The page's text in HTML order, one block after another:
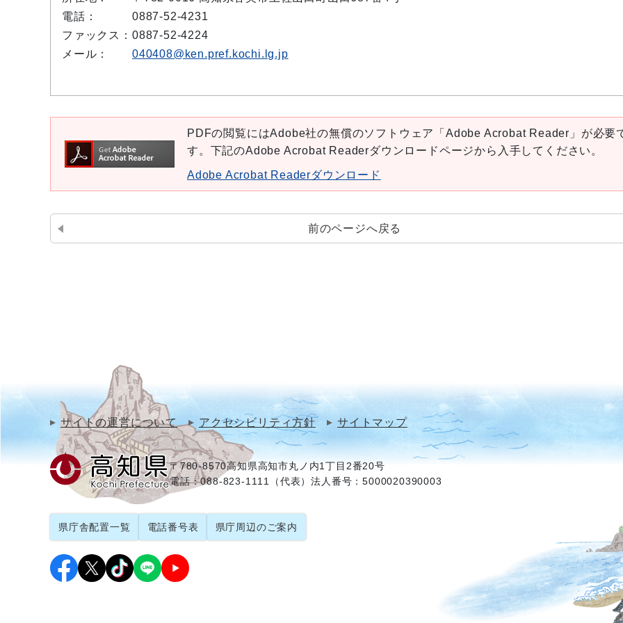
電話：
0887-52-4231
ファックス： 0887-52-4224
メール：
040408@ken.pref.kochi.lg.jp
PDFの閲覧にはAdobe社の無償のソフトウェア「Adobe Acrobat Reader」が必要
す。下記のAdobe Acrobat Readerダウンロードページから入手してください。
Adobe Acrobat Readerダウンロード
前のページへ戻る
サイトの運営について アクセシビリティ方針 サイトマップ
〒780-8570高知県高知市丸ノ内1丁目2番20号
電話：088-823-1111（代表）法人番号：5000020390003
県庁舎配置一覧 電話番号表 県庁周辺のご案内